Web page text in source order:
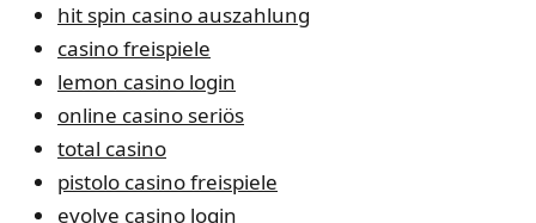
hit spin casino auszahlung
casino freispiele
lemon casino login
online casino seriös
total casino
pistolo casino freispiele
evolve casino login